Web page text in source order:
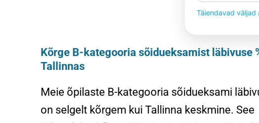
Täiendavad väljad
Kõrge B-kategooria sõidueksamist läbivuse
Tallinnas
Meie õpilaste B-kategooria sõidueksami
on selgelt kõrgem kui Tallinna keskmine. See